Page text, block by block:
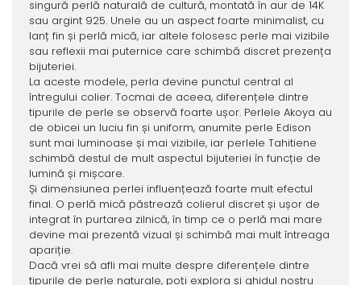
singură perlă naturală de cultură, montată în aur de 14K
sau argint 925. Unele au un aspect foarte minimalist, cu
lanț fin și perlă mică, iar altele folosesc perle mai vizibile
sau reflexii mai puternice care schimbă discret prezența
bijuteriei.
La aceste modele, perla devine punctul central al
întregului colier. Tocmai de aceea, diferențele dintre
tipurile de perle se observă foarte ușor. Perlele Akoya au
de obicei un luciu fin și uniform, anumite perle Edison
sunt mai luminoase și mai vizibile, iar perlele Tahitiene
schimbă destul de mult aspectul bijuteriei în funcție de
lumină și mișcare.
Și dimensiunea perlei influențează foarte mult efectul
final. O perlă mică păstrează colierul discret și ușor de
integrat în purtarea zilnică, în timp ce o perlă mai mare
devine mai prezentă vizual și schimbă mai mult întreaga
apariție.
Dacă vrei să afli mai multe despre diferențele dintre
tipurile de perle naturale, poți explora și ghidul nostru